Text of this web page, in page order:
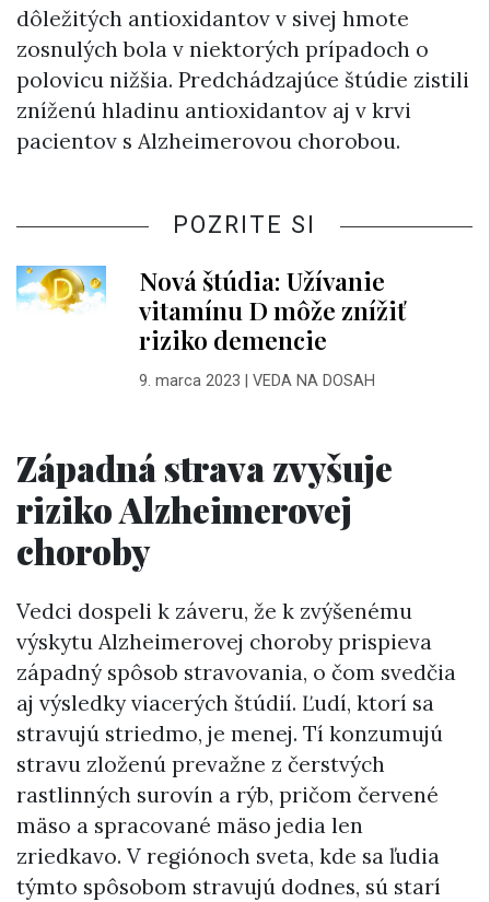
dôležitých antioxidantov v sivej hmote
zosnulých bola v niektorých prípadoch o
polovicu nižšia. Predchádzajúce štúdie zistili
zníženú hladinu antioxidantov aj v krvi
pacientov s Alzheimerovou chorobou.
POZRITE SI
Nová štúdia: Užívanie
vitamínu D môže znížiť
riziko demencie
9. marca 2023 VEDA NA DOSAH
Západná strava zvyšuje
riziko Alzheimerovej
choroby
Vedci dospeli k záveru, že k zvýšenému
výskytu Alzheimerovej choroby prispieva
západný spôsob stravovania, o čom svedčia
aj výsledky viacerých štúdií. Ľudí, ktorí sa
stravujú striedmo, je menej. Tí konzumujú
stravu zloženú prevažne z čerstvých
rastlinných surovín a rýb, pričom červené
mäso a spracované mäso jedia len
zriedkavo. V regiónoch sveta, kde sa ľudia
týmto spôsobom stravujú dodnes, sú starí